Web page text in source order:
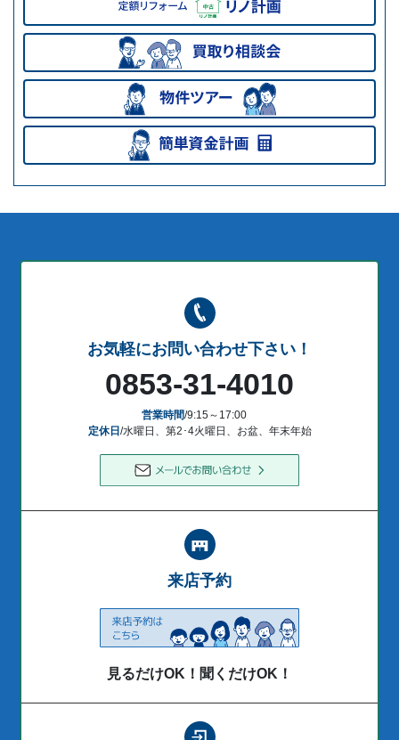
お気軽にお問い合わせ下さい！
0853-31-4010
営業時間/9:15～17:00
定休日/水曜日、第2･4火曜日、お盆、年末年始
来店予約
見るだけOK！聞くだけOK！